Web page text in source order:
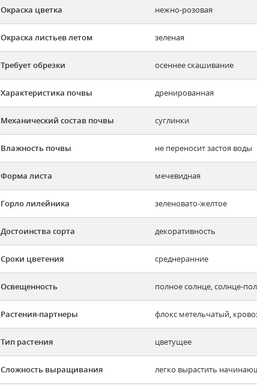
Окраска цветка нежно-розовая
Окраска листьев летом зеленая
Требует обрезки осеннее скашивание
Характеристика почвы дренированная
Механический состав почвы суглинки
Влажность почвы не переносит застоя воды
Форма листа мечевидная
Горло лилейника зеленовато-желтое
Достоинства сорта декоративность
Сроки цветения среднеранние
Освещенность полное солнце, солнце-
Растения-партнеры флокс метельчатый,
Тип растения цветущее
Сложность выращивания легко вырастить